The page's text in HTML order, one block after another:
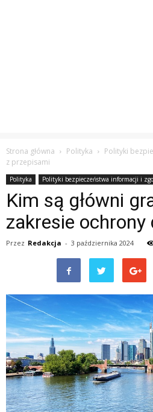
Strona główna Polityka
Polityki
z przepisami
Polityka Polityki bezpieczeństwa informacji i
Kim są główni
zakresie ochrony
Przez Redakcja - 3 października 2024